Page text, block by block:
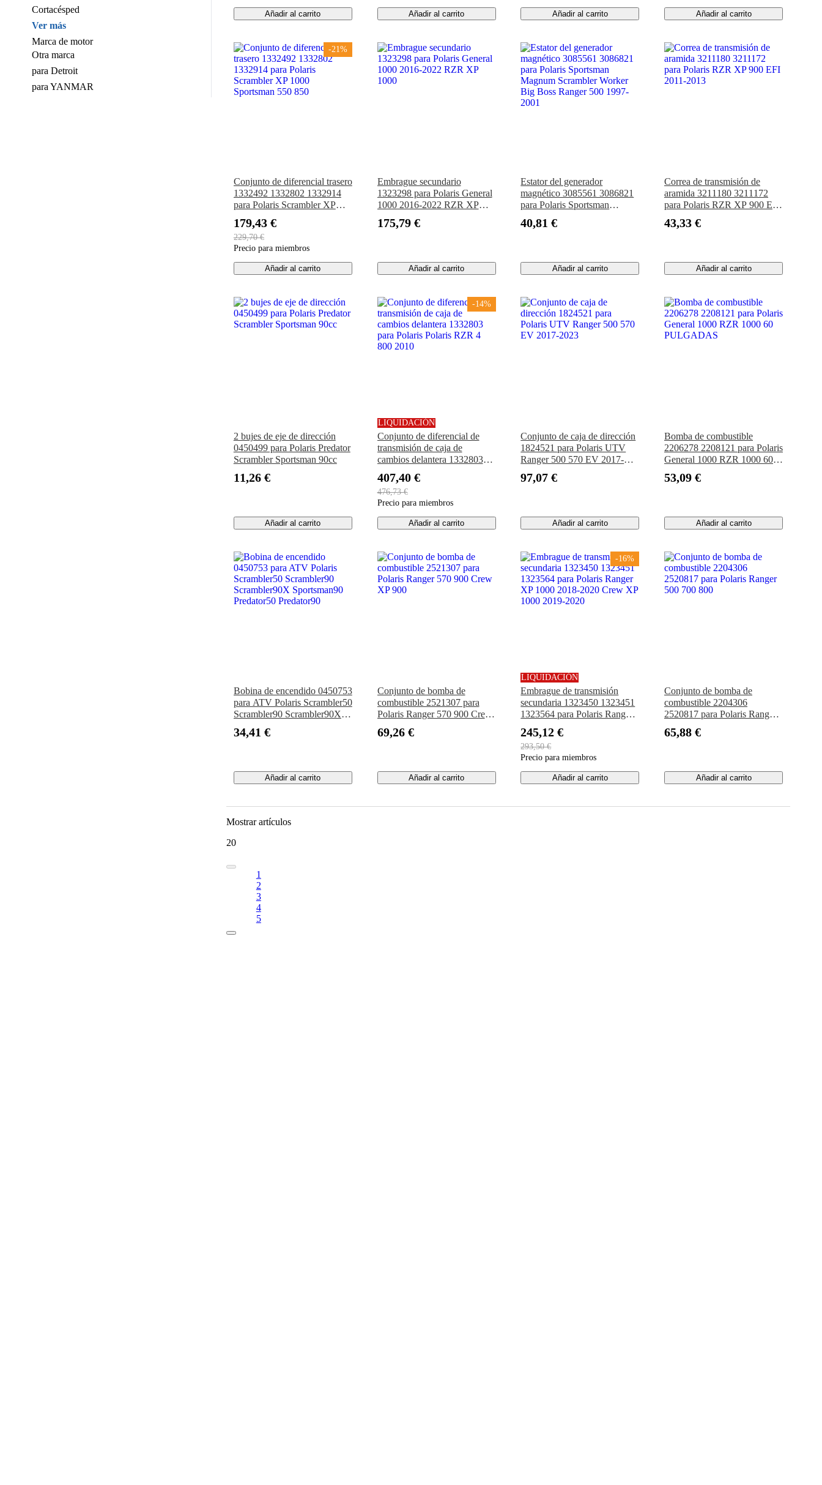
Cortacésped
Ver más
Marca de motor
Otra marca
para Detroit
para YANMAR
Añadir al carrito Añadir al carrito Añadir al carrito Añadir al carrito
-21%
Conjunto de diferencial trasero
1332492 1332802 1332914
para Polaris Scrambler XP
179,43 €
229,70 €
Precio para miembros
Añadir al carrito
Embrague secundario
1323298 para Polaris General
1000 2016-2022 RZR XP
175,79 €
Añadir al carrito
Estator del generador
magnético 3085561 3086821
para Polaris Sportsman
Big Boss Ranger 500 1997-
40,81 €
Añadir al carrito
Correa de transmisión de
aramida 3211180 3211172
para Polaris RZR XP 900 EFI
43,33 €
Añadir al carrito
2 bujes de eje de dirección
0450499 para Polaris Predator
Scrambler Sportsman 90cc
11,26 €
Añadir al carrito
-14%
LIQUIDACIÓN
Conjunto de diferencial de
transmisión de caja de
cambios delantera 1332803
800 2010
407,40 €
476,73 €
Precio para miembros
Añadir al carrito
Conjunto de caja de dirección
1824521 para Polaris UTV
Ranger 500 570 EV 2017-
97,07 €
Añadir al carrito
Bomba de combustible
2206278 2208121 para Polaris
General 1000 RZR 1000 60
53,09 €
Añadir al carrito
Bobina de encendido 0450753
para ATV Polaris Scrambler50
Scrambler90 Scrambler90X
Predator90
34,41 €
Añadir al carrito
Conjunto de bomba de
combustible 2521307 para
Polaris Ranger 570 900 Crew
69,26 €
Añadir al carrito
-16%
LIQUIDACIÓN
Embrague de transmisión
secundaria 1323450 1323451
1323564 para Polaris Ranger
1000 2019-2020
245,12 €
293,50 €
Precio para miembros
Añadir al carrito
Conjunto de bomba de
combustible 2204306
2520817 para Polaris Ranger
65,88 €
Añadir al carrito
Mostrar artículos
20
1
2
3
4
5